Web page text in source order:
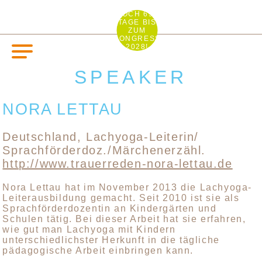
NOCH 692
TAGE BIS
ZUM
KONGRESS
2028!
SPEAKER
NORA LETTAU
Deutschland, Lachyoga-Leiterin/
Sprachförderdoz./Märchenerzähl.
http://www.trauerreden-nora-lettau.de
Nora Lettau hat im November 2013 die Lachyoga-
Leiterausbildung gemacht. Seit 2010 ist sie als
Sprachförderdozentin an Kindergärten und
Schulen tätig. Bei dieser Arbeit hat sie erfahren,
wie gut man Lachyoga mit Kindern
unterschiedlichster Herkunft in die tägliche
pädagogische Arbeit einbringen kann.